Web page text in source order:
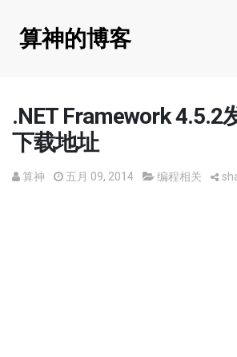
算神的博客
.NET Framework 4.5.2
下载地址
算神 五月 09, 2014 编程相关